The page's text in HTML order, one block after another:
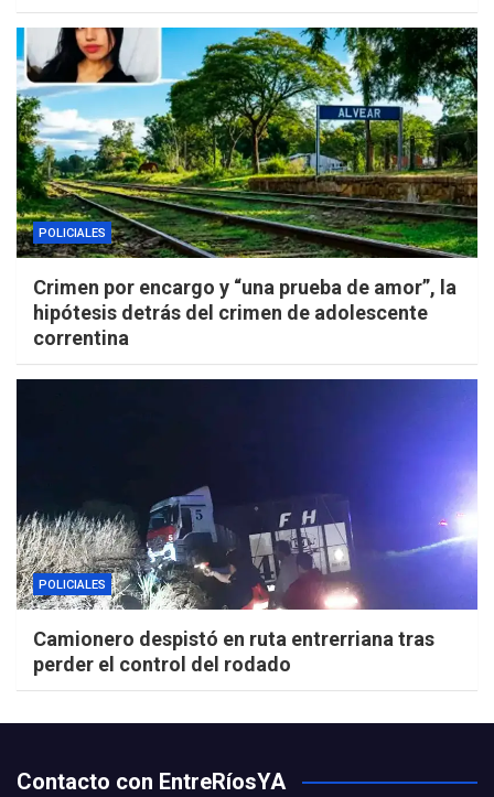
POLICIALES
Crimen por encargo y “una prueba de amor”, la
hipótesis detrás del crimen de adolescente
correntina
POLICIALES
Camionero despistó en ruta entrerriana tras
perder el control del rodado
Contacto con EntreRíosYA